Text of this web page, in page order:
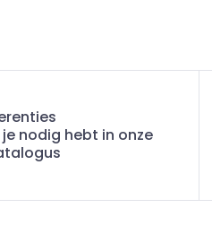
nodig hebt in onze